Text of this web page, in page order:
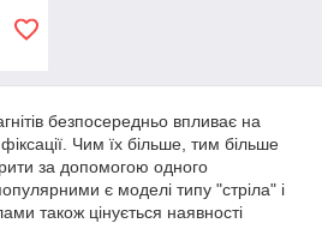
безпосередньо впливає на
фіксації. Чим їх більше, тим більше
за допомогою одного
є моделі типу "стріла" і
також цінується наявності